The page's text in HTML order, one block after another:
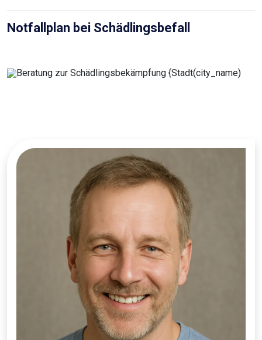
Notfallplan bei Schädlingsbefall